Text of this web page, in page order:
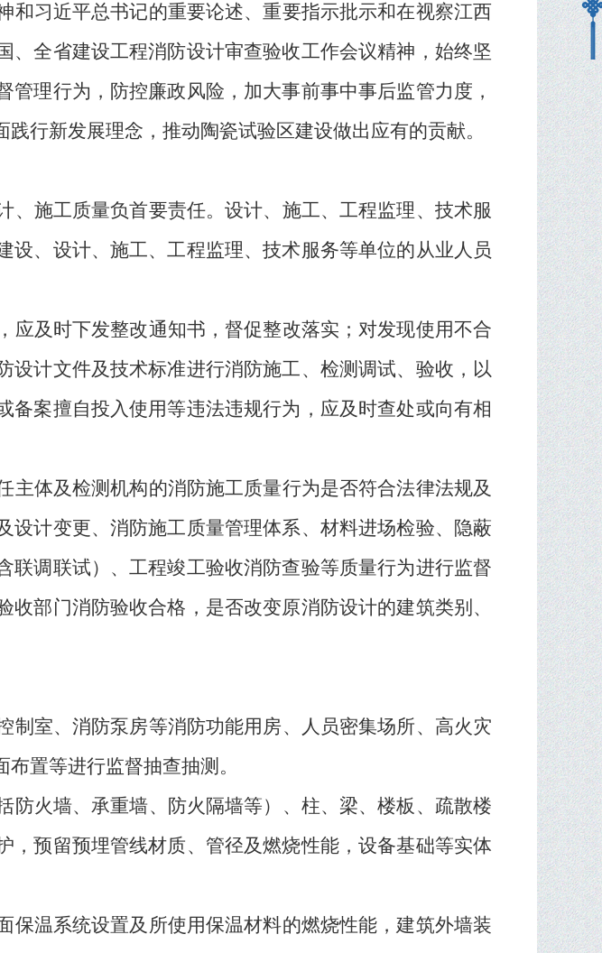
和习近平总书记的重要论述、重要指示批示和在视察江西
全省建设工程消防设计审查验收工作会议精神，始终坚
理行为，防控廉政风险，加大事前事中事后监管力度，
行新发展理念，推动陶瓷试验区建设做出应有的贡献。
、施工质量负首要责任。设计、施工、工程监理、技术服
、设计、施工、工程监理、技术服务等单位的从业人员
应及时下发整改通知书，督促整改落实；对发现使用不合
计文件及技术标准进行消防施工、检测调试、验收，以
案擅自投入使用等违法违规行为，应及时查处或向有相
主体及检测机构的消防施工质量行为是否符合法律法规及
计变更、消防施工质量管理体系、材料进场检验、隐蔽
调联试）、工程竣工验收消防查验等质量行为进行监督
部门消防验收合格，是否改变原消防设计的建筑类别、
制室、消防泵房等消防功能用房、人员密集场所、高火灾
置等进行监督抽查抽测。
防火墙、承重墙、防火隔墙等）、柱、梁、楼板、疏散楼
预留预埋管线材质、管径及燃烧性能，设备基础等实体
保温系统设置及所使用保温材料的燃烧性能，建筑外墙装